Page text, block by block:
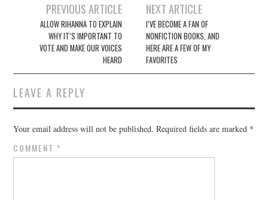
navigation
PREVIOUS ARTICLE
ALLOW RIHANNA TO EXPLAIN
WHY IT’S IMPORTANT TO
VOTE AND MAKE OUR VOICES
HEARD
NEXT ARTICLE
I’VE BECOME A FAN OF
NONFICTION BOOKS, AND
HERE ARE A FEW OF MY
FAVORITES
LEAVE A REPLY
Your email address will not be published. Required fields are marked *
COMMENT *